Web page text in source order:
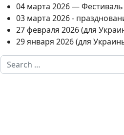
04 марта 2026 —
03 марта 2026 -
27 февраля 2026 (для
29 января 2026 (для
Search